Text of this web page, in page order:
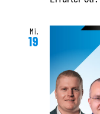
Mi.
19